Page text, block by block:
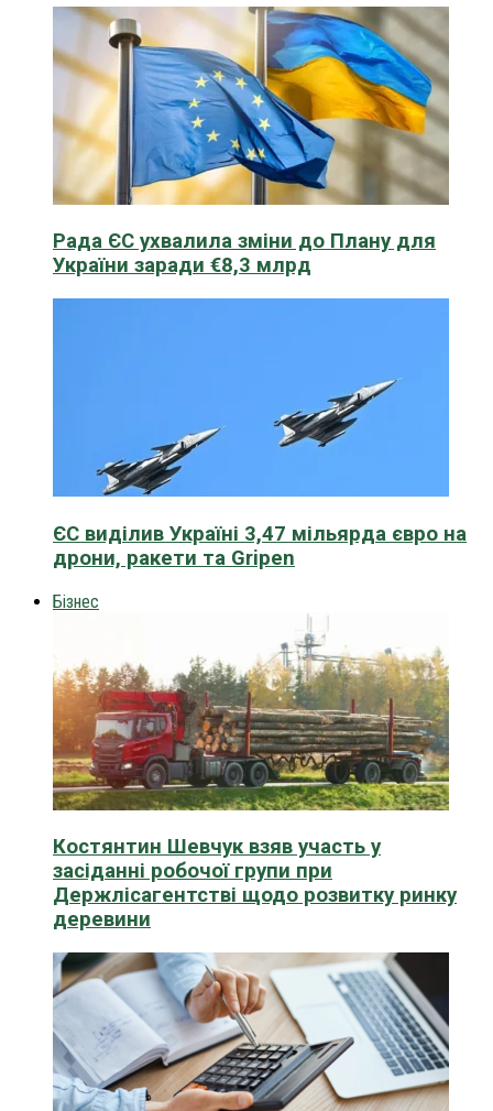
Рада ЄС ухвалила зміни до Плану для
України заради €8,3 млрд
ЄС виділив Україні 3,47 мільярда євро на
дрони, ракети та Gripen
Бізнес
Костянтин Шевчук взяв участь у
засіданні робочої групи при
Держлісагентстві щодо розвитку ринку
деревини